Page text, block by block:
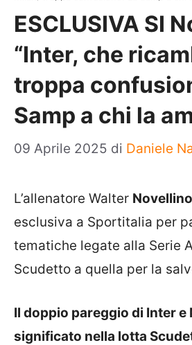
ESCLUSIVA SI
“Inter, che
troppa
Samp a chi la
09 Aprile 2025 di Daniele
L’allenatore Walter Novellino
esclusiva a Sportitalia per
tematiche legate alla Serie
Scudetto a quella per la
Il doppio pareggio di Inter e
significato nella lotta